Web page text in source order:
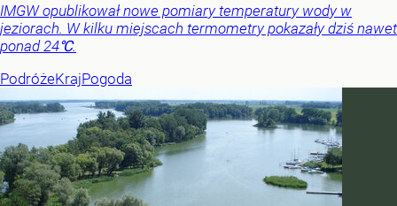
IMGW opublikował nowe pomiary temperatury wody w
jeziorach. W kilku miejscach termometry pokazały dziś nawet
ponad 24℃.
PodróżeKrajPogoda